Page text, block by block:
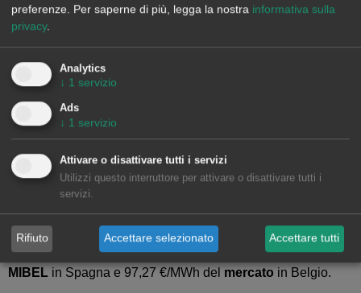
Source: Prepared by AleaSoft Energy Forecasting using data from
ENTSO-E, RTE, REN, REE, TERNA, National Grid and ELIA.
Mercati elettrici europei
Nel 2023, il prezzo medio annuo era inferiore a 100 €/MWh
nella maggior parte dei principali mercati europei
dell’elettricità. Fanno eccezione ilmercato N2EXnel Regno
Unito, con una media di 108,06 €/MWh, e il
Italia, con 127,24 €/MWh. D’altra parte, il prezzo medio
annuo più basso, di 56,44 €/MWh, è stato quello del
mercato Nord Pooldei paesi nordici. Nel resto dei mercati
elettrici europei analizzati inAleaSoft Energy Forecasting
la media è stata compresa tra 87,10 €/MWh delmercato
MIBEL in Spagna e 97,27 €/MWh del mercato in Belgio.
preferenze. Per saperne di più, legga la nostra informativa sulla
privacy.
Analytics
↓ 1 servizio
Ads
↓ 1 servizio
Attivare o disattivare tutti i servizi
Utilizzi questo interruttore per attivare o disattivare tutti i
servizi.
Rifiuto Accettare selezionato Accettare tutti